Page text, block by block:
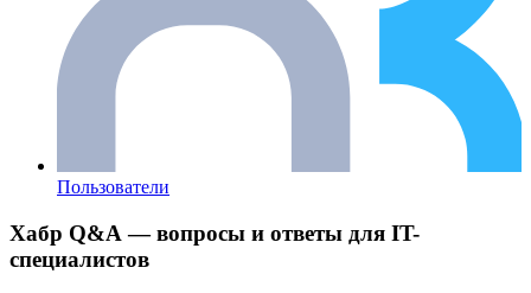
Пользователи
Хабр Q&A — вопросы и ответы для IT-
специалистов